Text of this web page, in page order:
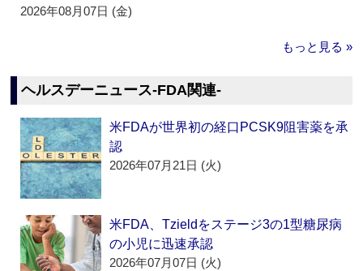
2026年08月07日 (金)
もっと見る »
ヘルスデーニュース‐FDA関連‐
米FDAが世界初の経口PCSK9阻害薬を承
認
2026年07月21日 (火)
米FDA、Tzieldをステージ3の1型糖尿病
の小児に迅速承認
2026年07月07日 (火)